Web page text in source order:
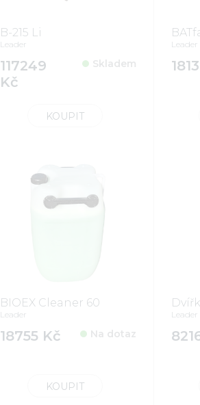
B-215 Li
Leader
117249
Kč
Skladem
KOUPIT
Leader
BIOEX Cleaner 60
Leader
18755 Kč Na dotaz
KOUPIT
Leader